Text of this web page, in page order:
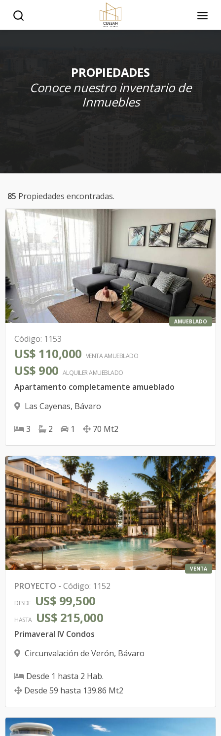
PROPIEDADES
Conoce nuestro inventario de
Inmuebles
85 Propiedades encontradas.
AMUEBLADO
Código: 1153
US$ 110,000 VENTA AMUEBLADO
US$ 900 ALQUILERAMUEBLADO
Apartamento completamente amueblado
Las Cayenas, Bávaro
3 2 1 70 Mt2
VENTA
PROYECTO - Código: 1152
DESDE US$ 99,500
HASTA US$ 215,000
Primaveral IV Condos
Circunvalación de Verón, Bávaro
Desde 1 hasta 2 Hab.
Desde 59 hasta 139.86 Mt2